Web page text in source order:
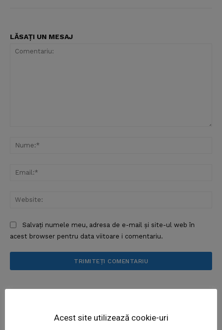
News Week
Magazine PRO
LĂSAȚI UN MESAJ
Salvați numele meu, adresa de e-mail și site-ul web în
acest browser pentru data viitoare i comentariu.
Acest site utilizează cookie-uri